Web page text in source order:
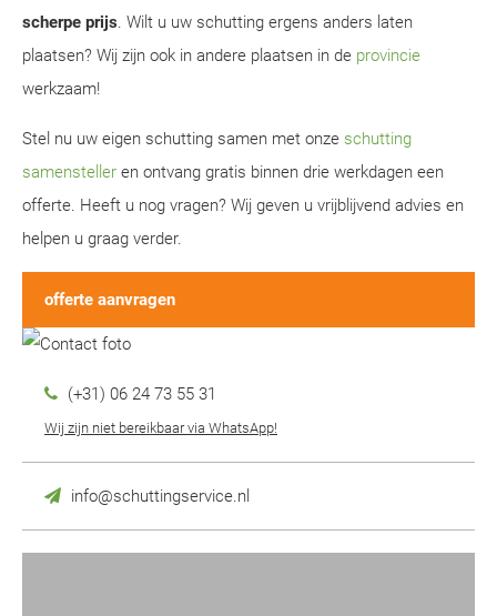
scherpe prijs. Wilt u uw schutting ergens anders laten
plaatsen? Wij zijn ook in andere plaatsen in de provincie
werkzaam!
Stel nu uw eigen schutting samen met onze schutting
samensteller en ontvang gratis binnen drie werkdagen een
offerte. Heeft u nog vragen? Wij geven u vrijblijvend advies en
helpen u graag verder.
offerte aanvragen
(+31) 06 24 73 55 31
Wij zijn niet bereikbaar via WhatsApp!
info@schuttingservice.nl